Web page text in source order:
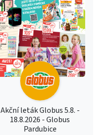
Akční leták Globus 5.8. -
18.8.2026 - Globus
Pardubice